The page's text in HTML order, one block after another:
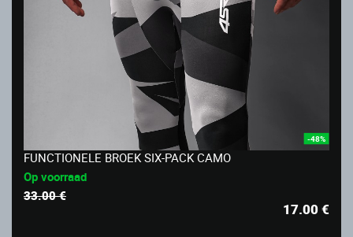
-48%
FUNCTIONELE BROEK SIX-PACK CAMO
Op voorraad
33.00 €
17.00€